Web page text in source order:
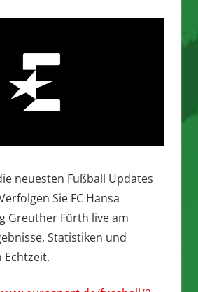
neuesten Fußball Updates
Sie FC Hansa
Greuther Fürth live am
Statistiken und
Echtzeit.